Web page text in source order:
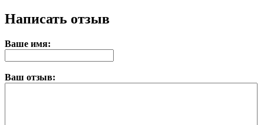
Написать отзыв
Ваше имя:
Ваш отзыв: